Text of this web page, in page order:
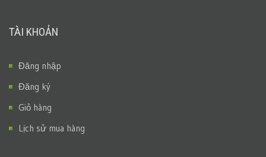
TÀI KHOẢN
Đăng nhập
Đăng ký
Giỏ hàng
Lịch sử mua hàng